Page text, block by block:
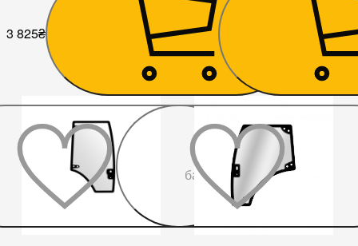
3 825₴ 8 550₴
бажаного